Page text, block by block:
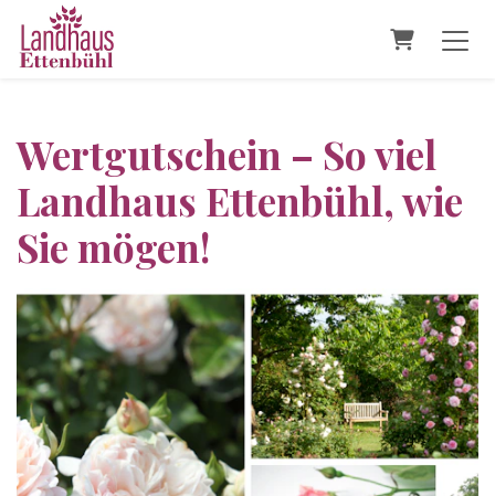
Wertgutschein – So viel
Landhaus Ettenbühl, wie
Sie mögen!